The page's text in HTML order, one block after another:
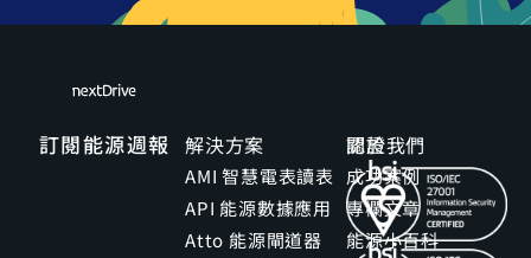
訂閱能源週報 解決方案
AMI 智慧電表讀表
API 能源數據應用
Atto 能源閘道器
關於我們
成功案例
專欄文章
能源小百科
認證